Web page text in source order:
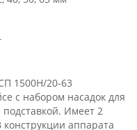
1500Н/20-63
с набором насадок для
подставкой. Имеет 2
аппарата